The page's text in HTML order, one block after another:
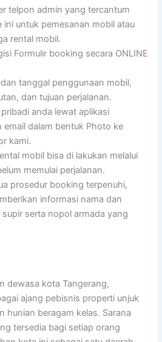
telpon admin yang tercantum
ini untuk pemesanan mobil atau
rental mobil.
Formulir booking secara ONLINE
tanggal penggunaan mobil,
dan tujuan perjalanan.
anda lewat aplikasi
dalam bentuk Photo ke
kami.
mobil bisa di lakukan melalui
memulai perjalanan.
prosedur booking terpenuhi,
informasi nama dan
serta nopol armada yang
dewasa kota Tangerang,
ajang pebisnis properti unjuk
hunian beragam kelas. Sarana
tersedia bagi setiap orang